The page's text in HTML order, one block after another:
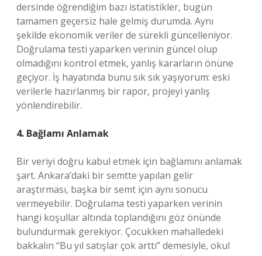
dersinde öğrendiğim bazı istatistikler, bugün
tamamen geçersiz hale gelmiş durumda. Aynı
şekilde ekonomik veriler de sürekli güncelleniyor.
Doğrulama testi yaparken verinin güncel olup
olmadığını kontrol etmek, yanlış kararların önüne
geçiyor. İş hayatında bunu sık sık yaşıyorum: eski
verilerle hazırlanmış bir rapor, projeyi yanlış
yönlendirebilir.
4. Bağlamı Anlamak
Bir veriyi doğru kabul etmek için bağlamını anlamak
şart. Ankara’daki bir semtte yapılan gelir
araştırması, başka bir semt için aynı sonucu
vermeyebilir. Doğrulama testi yaparken verinin
hangi koşullar altında toplandığını göz önünde
bulundurmak gerekiyor. Çocukken mahalledeki
bakkalın “Bu yıl satışlar çok arttı” demesiyle, okul